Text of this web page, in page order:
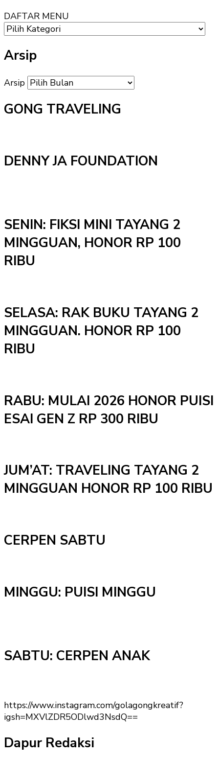
DAFTAR MENU
Arsip
Arsip
GONG TRAVELING
DENNY JA FOUNDATION
SENIN: FIKSI MINI TAYANG 2
MINGGUAN, HONOR RP 100
RIBU
SELASA: RAK BUKU TAYANG 2
MINGGUAN. HONOR RP 100
RIBU
RABU: MULAI 2026 HONOR PUISI
ESAI GEN Z RP 300 RIBU
JUM’AT: TRAVELING TAYANG 2
MINGGUAN HONOR RP 100 RIBU
CERPEN SABTU
MINGGU: PUISI MINGGU
SABTU: CERPEN ANAK
https://www.instagram.com/golagongkreatif?
igsh=MXVlZDR5ODlwd3NsdQ==
Dapur Redaksi